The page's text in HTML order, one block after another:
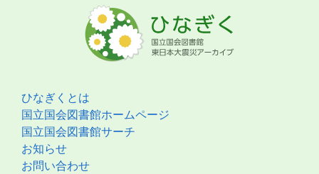
ひなぎくとは
国立国会図書館ホームページ
国立国会図書館サーチ
お知らせ
お問い合わせ